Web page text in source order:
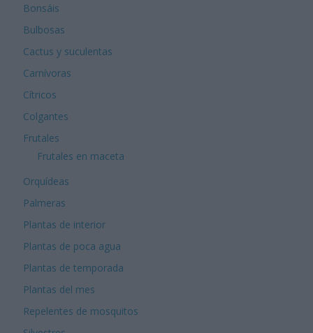
Bonsáis
Bulbosas
Cactus y suculentas
Carnívoras
Cítricos
Colgantes
Frutales
Frutales en maceta
Orquídeas
Palmeras
Plantas de interior
Plantas de poca agua
Plantas de temporada
Plantas del mes
Repelentes de mosquitos